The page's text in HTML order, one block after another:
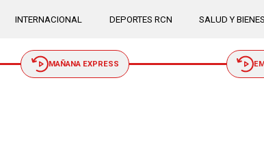
INTERNACIONAL DEPORTES RCN SALUD Y
MAÑANA EXPRESS